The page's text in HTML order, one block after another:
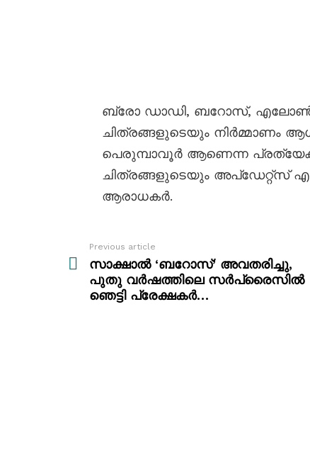
ബ്രോ ഡാഡി, ബറോസ്, എലോൺ,
ചിത്രങ്ങളുടെയും നിർമ്മാണം
പെരുമ്പാവൂർ ആണെന്ന
ചിത്രങ്ങളുടെയും അപ്ഡേറ്റ്സ്
ആരാധകർ.
more
Previous article
സാക്ഷാൽ ‘ബറോസ്’ അവതരിച്ചു,
പുതു വർഷത്തിലെ സർപ്രൈസിൽ
ഞെട്ടി പ്രേക്ഷകർ…